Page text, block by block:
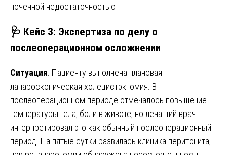
почечной недостаточностью
🩺 Кейс 3: Экспертиза по делу о
послеоперационном осложнении
Ситуация: Пациенту выполнена плановая
лапароскопическая холецистэктомия. В
послеоперационном периоде отмечалось повышение
температуры тела, боли в животе, но лечащий врач
интерпретировал это как обычный послеоперационный
период. На пятые сутки развилась клиника перитонита,